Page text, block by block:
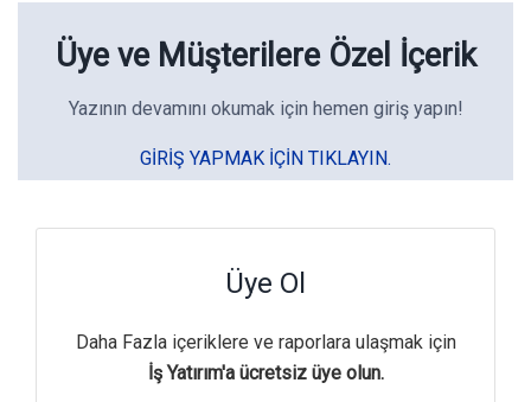
Üye ve Müşterilere Özel İçerik
Yazının devamını okumak için hemen giriş yapın!
GIRIŞ YAPMAK IÇIN TIKLAYIN.
Üye Ol
Daha Fazla içeriklere ve raporlara ulaşmak için
İş Yatırım'a ücretsiz üye olun.